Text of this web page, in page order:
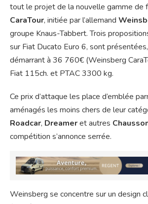
tout le projet de la nouvelle gamme de
CaraTour, initiée par l’allemand
groupe Knaus-Tabbert. Trois
sur Fiat Ducato Euro 6, sont
démarrant à 36 760€ (Weinsberg
Fiat 115ch. et PTAC 3300 kg.
Ce prix d’attaque les place d’emblée
aménagés les moins chers de leur
Roadcar, Dreameret autres
compétition s’annonce serrée.
Weinsberg se concentre sur un design